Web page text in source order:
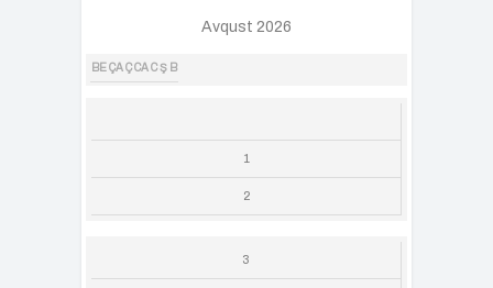
Avqust 2026
BE ÇA Ç CA C Ş B
1
2
3